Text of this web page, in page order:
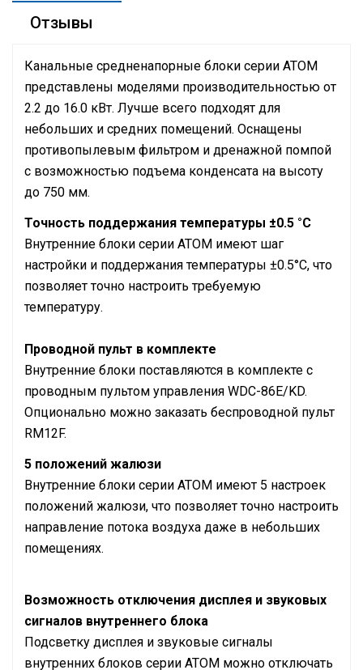
Отзывы
Канальные средненапорные блоки серии ATOM
представлены моделями производительностью от
2.2 до 16.0 кВт. Лучше всего подходят для
небольших и средних помещений. Оснащены
противопылевым фильтром и дренажной помпой
с возможностью подъема конденсата на высоту
до 750 мм.
Точность поддержания температуры ±0.5 °C
Внутренние блоки серии ATOM имеют шаг
настройки и поддержания температуры ±0.5°С, что
позволяет точно настроить требуемую
температуру.
Проводной пульт в комплекте
Внутренние блоки поставляются в комплекте с
проводным пультом управления WDC-86E/KD.
Опционально можно заказать беспроводной пульт
RM12F.
5 положений жалюзи
Внутренние блоки серии ATOM имеют 5 настроек
положений жалюзи, что позволяет точно настроить
направление потока воздуха даже в небольших
помещениях.
Возможность отключения дисплея и звуковых
сигналов внутреннего блока
Подсветку дисплея и звуковые сигналы
внутренних блоков серии ATOM можно отключать